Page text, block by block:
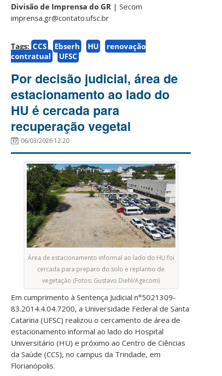
Divisão de Imprensa do GR | Secom
imprensa.gr@contato.ufsc.br
Tags: CCS Ebserh HU
renovação
contratual
UFSC
Por decisão judicial, área de
estacionamento ao lado do
HU é cercada para
recuperação vegetal
06/03/2026 12:20
Área de estacionamento informal ao lado do HU foi
cercada para preparo do solo e replantio de
vegetação (Fotos: Gustavo Diehl/Agecom)
Em cumprimento à Sentença Judicial n°5021309-
83.2014.4.04.7200, a Universidade Federal de Santa
Catarina (UFSC) realizou o cercamento de área de
estacionamento informal ao lado do Hospital
Universitário (HU) e próximo ao Centro de Ciências
da Saúde (CCS), no campus da Trindade, em
Florianópolis.